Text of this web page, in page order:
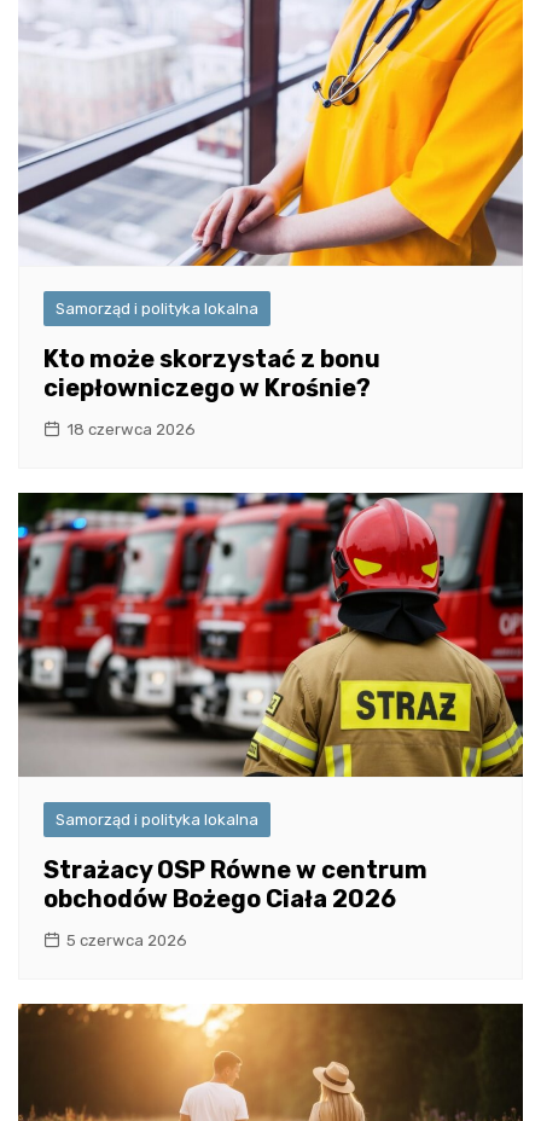
Samorząd i polityka lokalna
Kto może skorzystać z bonu
ciepłowniczego w Krośnie?
18 czerwca 2026
Samorząd i polityka lokalna
Strażacy OSP Równe w centrum
obchodów Bożego Ciała 2026
5 czerwca 2026